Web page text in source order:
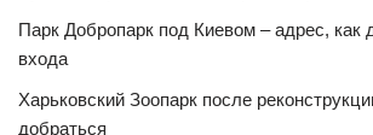
Парк Добропарк под Киевом – адрес, как
входа
Харьковский Зоопарк после
добраться